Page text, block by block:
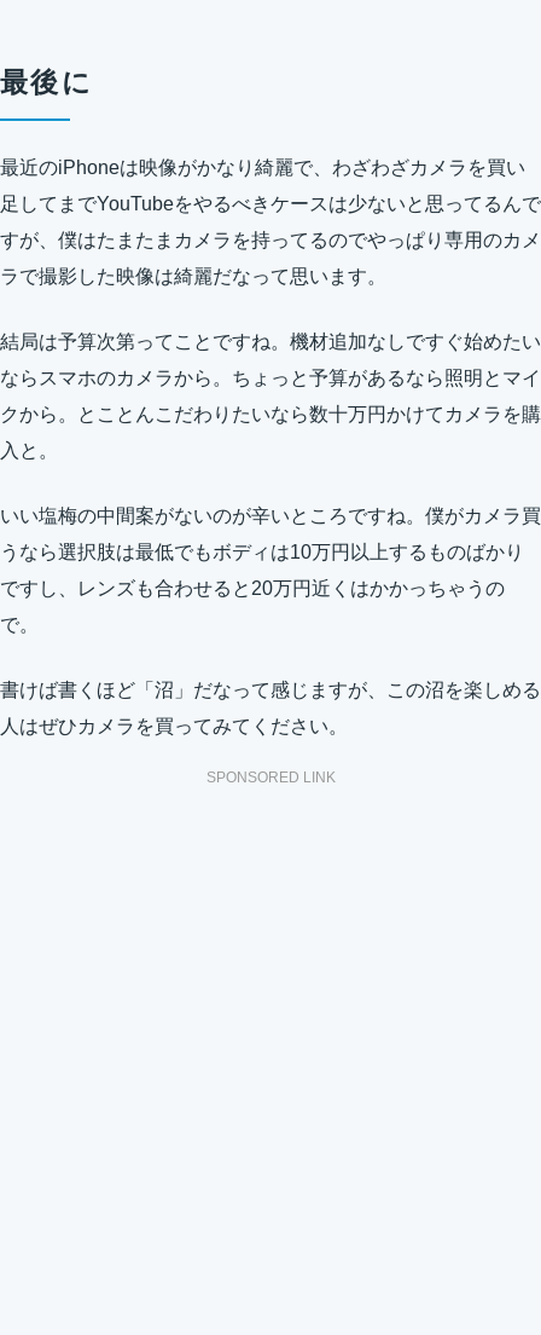
最後に
最近のiPhoneは映像がかなり綺麗で、わざわざカメラを買い
足してまでYouTubeをやるべきケースは少ないと思ってるんで
すが、僕はたまたまカメラを持ってるのでやっぱり専用のカメ
ラで撮影した映像は綺麗だなって思います。
結局は予算次第ってことですね。機材追加なしですぐ始めたい
ならスマホのカメラから。ちょっと予算があるなら照明とマイ
クから。とことんこだわりたいなら数十万円かけてカメラを購
入と。
いい塩梅の中間案がないのが辛いところですね。僕がカメラ買
うなら選択肢は最低でもボディは10万円以上するものばかり
ですし、レンズも合わせると20万円近くはかかっちゃうの
で。
書けば書くほど「沼」だなって感じますが、この沼を楽しめる
人はぜひカメラを買ってみてください。
SPONSORED LINK